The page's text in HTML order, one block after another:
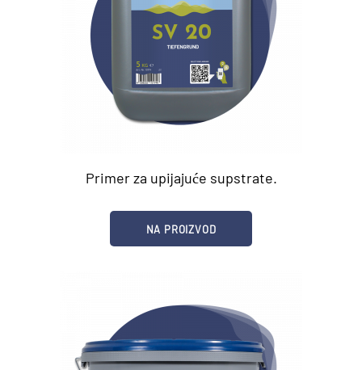
Primer za upijajuće supstrate.
NA PROIZVOD